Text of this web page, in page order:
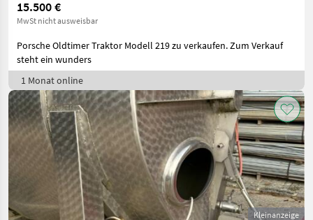
15.500 €
MwSt nicht ausweisbar
Porsche Oldtimer Traktor Modell 219 zu verkaufen. Zum Verkauf
steht ein wunders
1 Monat online
Kleinanzeige